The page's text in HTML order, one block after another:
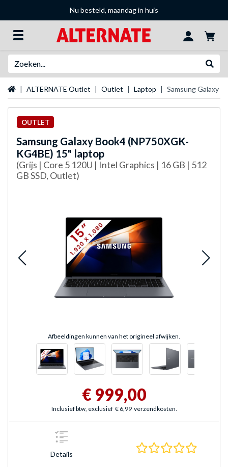
Nu besteld, maandag in huis
StartpaginaALTERNATE Outlet Outlet Laptop Samsung Galaxy
OUTLET
Samsung Galaxy Book4 (NP750XGK-
KG4BE) 15" laptop
(Grijs | Core 5 120U | Intel Graphics | 16 GB | 512
GB SSD, Outlet)
Afbeeldingen kunnen van het origineel afwijken.
€ 999,00
Inclusief btw, exclusief € 6,99 verzendkosten.
Details